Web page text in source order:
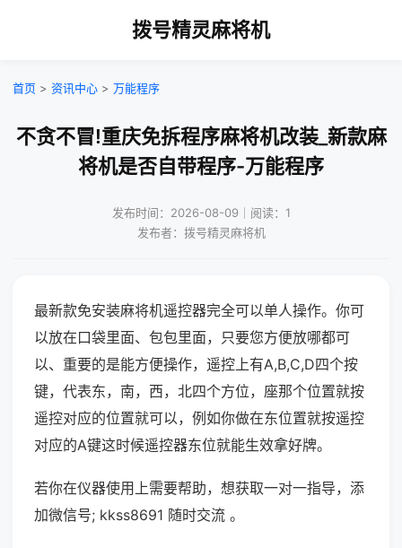
拨号精灵麻将机
首页 > 资讯中心 > 万能程序
不贪不冒!重庆免拆程序麻将机改装_新款麻
将机是否自带程序-万能程序
发布时间：2026-08-09｜阅读：1
发布者：拨号精灵麻将机
最新款免安装麻将机遥控器完全可以单人操作。你可
以放在口袋里面、包包里面，只要您方便放哪都可
以、重要的是能方便操作，遥控上有A,B,C,D四个按
键，代表东，南，西，北四个方位，座那个位置就按
遥控对应的位置就可以，例如你做在东位置就按遥控
对应的A键这时候遥控器东位就能生效拿好牌。
若你在仪器使用上需要帮助，想获取一对一指导，添
加微信号; kkss8691 随时交流 。